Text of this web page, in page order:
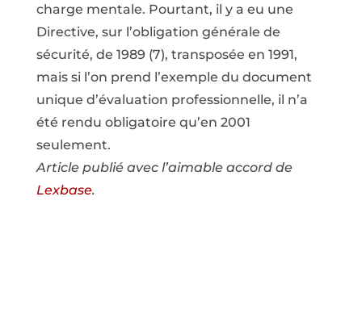
charge mentale. Pourtant, il y a eu une
Directive, sur l’obligation générale de
sécurité, de 1989 (7), transposée en 1991,
mais si l’on prend l’exemple du document
unique d’évaluation professionnelle, il n’a
été rendu obligatoire qu’en 2001
seulement.
Article publié avec l’aimable accord de
Lexbase.